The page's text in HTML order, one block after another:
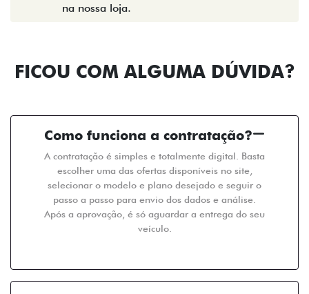
na nossa loja.
FICOU COM ALGUMA DÚVIDA?
Como funciona a contratação?
A contratação é simples e totalmente digital. Basta
escolher uma das ofertas disponíveis no site,
selecionar o modelo e plano desejado e seguir o
passo a passo para envio dos dados e análise.
Após a aprovação, é só aguardar a entrega do seu
veículo.